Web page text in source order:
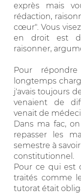
exprès mais
rédaction,
cœur". Vous
en droit est
raisonner,
Pour
longtemps
j'avais toujours
venaient de
venait de
Dans ma fac,
repasser les
semestre à
constitutionnel.
Pour ce qui est
traités comme
tutorat était